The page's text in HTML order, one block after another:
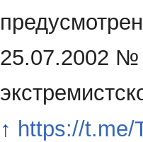
25.07.2002 №
↑ https://t.me/